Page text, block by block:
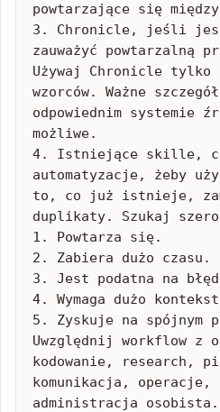
powtarzające się
3. Chronicle, jeśli jest
zauważyć powtarzalną
Używaj Chronicle tylko
wzorców. Ważne
odpowiednim systemie
możliwe.
4. Istniejące skille,
automatyzacje, żeby
to, co już istnieje,
duplikaty. Szukaj
1. Powtarza się.
2. Zabiera dużo czasu.
3. Jest podatna na
4. Wymaga dużo
5. Zyskuje na spójnym
Uwzględnij workflow z
kodowanie, research,
komunikacja,
administracja